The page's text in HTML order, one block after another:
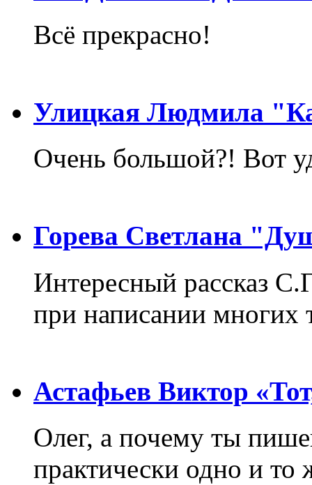
Всё прекрасно!
Улицкая Людмила
Очень большой?! Вот
Горева Светлана
Интересный рассказ
при написании многих
Астафьев Виктор
Олег, а почему ты
практически одно и то